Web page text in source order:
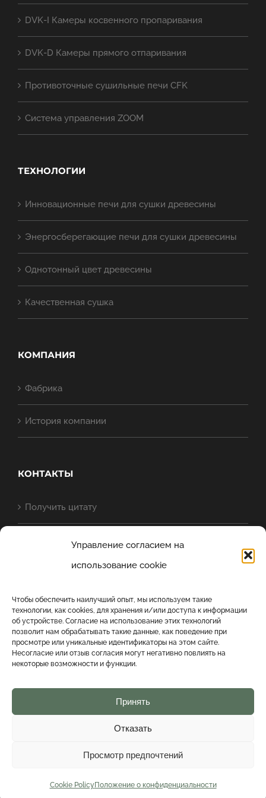
Управление согласием на
использование cookie
Чтобы обеспечить наилучший опыт, мы используем такие
технологии, как cookies, для хранения и/или доступа к информации
об устройстве. Согласие на использование этих технологий
позволит нам обрабатывать такие данные, как поведение при
просмотре или уникальные идентификаторы на этом сайте.
Несогласие или отзыв согласия могут негативно повлиять на
некоторые возможности и функции.
Принять
Отказать
Просмотр предпочтений
Cookie PolicyПоложение о конфиденциальности
DVK-I Камеры косвенного пропаривания
DVK-D Камеры прямого отпаривания
Противоточные сушильные печи CFK
Система управления ZOOM
ТЕХНОЛОГИИ
Инновационные печи для сушки древесины
Энергосберегающие печи для сушки древесины
Однотонный цвет древесины
Качественная сушка
КОМПАНИЯ
Фабрика
История компании
КОНТАКТЫ
Получить цитату
Штаб-квартира
Cookie Policy (UE)
Положение о конфиденциальности (ЕС)
bymondiparalleli
Facebook
X YouTubeLinkedIn
Fordaq Instagram